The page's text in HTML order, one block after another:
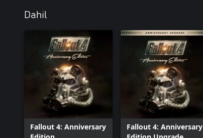
Dahil
Fallout 4: Anniversary
Fallout 4: Anniversary